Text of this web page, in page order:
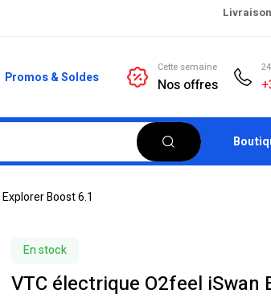
Promos & Soldes
Cette semaine
Nos offres
Boost 6.1
En stock
VTC électrique O2feel iSwan